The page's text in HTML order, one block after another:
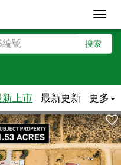
搜索
新上市 最新更新 更多